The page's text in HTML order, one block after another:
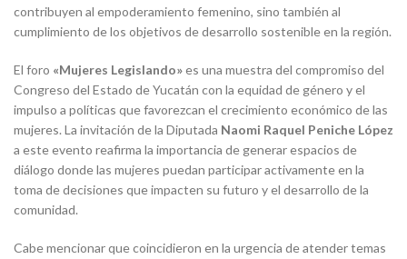
contribuyen al empoderamiento femenino, sino también al
cumplimiento de los objetivos de desarrollo sostenible en la región.
El foro «Mujeres Legislando»es una muestra del compromiso del
Congreso del Estado de Yucatán con la equidad de género y el
impulso a políticas que favorezcan el crecimiento económico de las
mujeres. La invitación de la Diputada Naomi Raquel Peniche López
a este evento reafirma la importancia de generar espacios de
diálogo donde las mujeres puedan participar activamente en la
toma de decisiones que impacten su futuro y el desarrollo de la
comunidad.
Cabe mencionar que coincidieron en la urgencia de atender temas